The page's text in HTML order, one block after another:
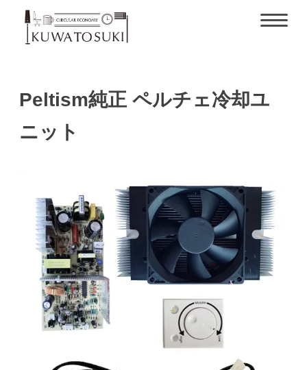
Peltism純正 ペルチェ冷却ユ
ニット